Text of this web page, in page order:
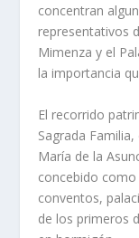
concentran
representativos
Mimenza y el
la importancia
El recorrido
Sagrada
María de la
concebido
conventos,
de los primeros